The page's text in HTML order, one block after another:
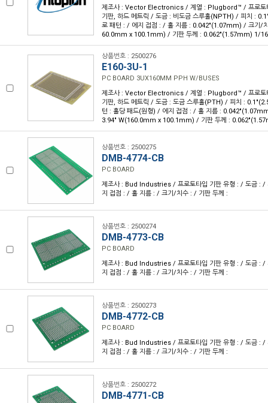
제조사 : Vector Electronics / 계열 : Plugbord™ / 프로토
기판, 하드 메트릭 / 도금 : 비도금 스루홀(NPTH) / 피치 :
로 패턴 : / 에지 접점 : / 홀 지름 : 0.042"(1.07mm) / 크기/
60.0mm x 100.1mm) / 기판 두께 : 0.062"(1.57mm) 1/
상품번호 : 2500276
E160-3U-1
PC BOARD 3UX160MM PPH W/BUSES
제조사 : Vector Electronics / 계열 : Plugbord™ / 프로토
기판, 하드 메트릭 / 도금 : 도금 스루홀(PTH) / 피치 :
턴 : 홀당 패드(원형) / 에지 접점 : / 홀 지름 :
3.94" W(160.0mm x 100.1mm) / 기판 두께 :
상품번호 : 2500275
DMB-4774-CB
PC BOARD
제조사 : Bud Industries / 프로토타입 기판 유형 : / 도금 : /
지 접점 : / 홀 지름 : / 크기/치수 : / 기판 두께 :
상품번호 : 2500274
DMB-4773-CB
PC BOARD
제조사 : Bud Industries / 프로토타입 기판 유형 : / 도금 : /
지 접점 : / 홀 지름 : / 크기/치수 : / 기판 두께 :
상품번호 : 2500273
DMB-4772-CB
PC BOARD
제조사 : Bud Industries / 프로토타입 기판 유형 : / 도금 : /
지 접점 : / 홀 지름 : / 크기/치수 : / 기판 두께 :
상품번호 : 2500272
DMB-4771-CB